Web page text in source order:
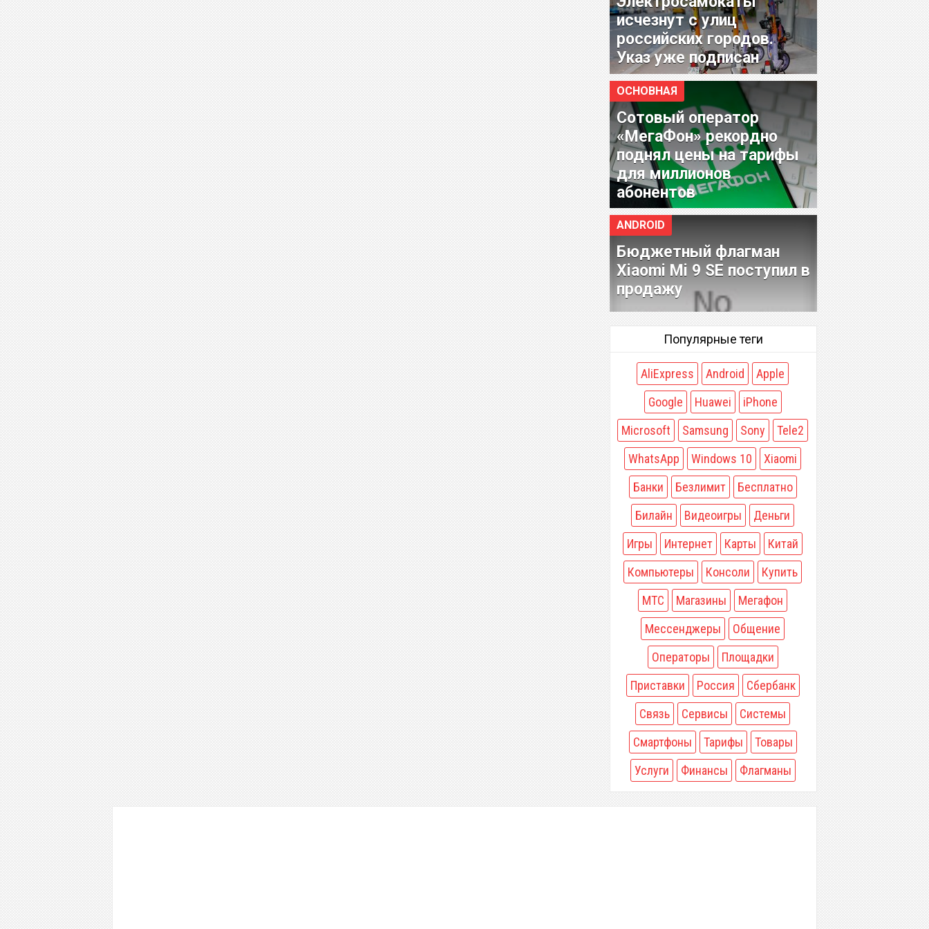
исчезнут с улиц
российских городов.
Указ уже подписан
ОСНОВНАЯ
Сотовый оператор
«МегаФон» рекордно
поднял цены на тарифы
для миллионов
абонентов
ANDROID
Бюджетный флагман
Xiaomi Mi 9 SE поступил в
продажу
Популярные теги
AliExpress Android
Apple
Google
Huawei
iPhone
Microsoft
Samsung Sony
Tele2
WhatsApp
Windows 10
Xiaomi
Банки
Безлимит
Бесплатно
Билайн
Видеоигры
Деньги
Игры
Интернет Карты
Китай
Компьютеры
Консоли
Купить
МТС
Магазины
Мегафон
Мессенджеры
Общение
Операторы
Площадки
Приставки
Россия
Сбербанк
Связь
Сервисы
Системы
Смартфоны
Тарифы
Товары
Услуги
Финансы Флагманы